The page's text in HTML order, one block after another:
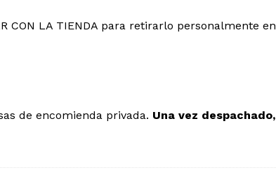
CON LA TIENDA para retirarlo personalmente
de encomienda privada. Una vez